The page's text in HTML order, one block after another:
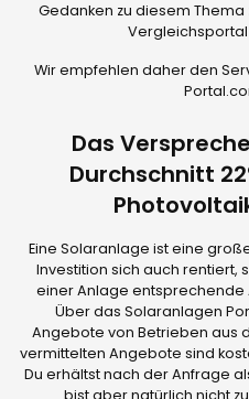
Gedanken zu diesem
Vergleichsportal
Wir empfehlen daher den
Das
Durchschnitt
Eine Solaranlage ist eine
Investition sich auch rentiert,
einer Anlage
Über das Solaranlagen
Angebote von Betrieben aus
vermittelten Angebote sind
Du erhältst nach der Anfrage
bist aber natürlich nicht